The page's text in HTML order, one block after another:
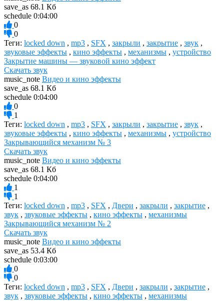
save_as 68.1 Кб
schedule 0:04:00
0
0
Теги: locked down , mp3 , SFX , закрыли , закрытие , звук ,
звуковые эффекты , кино эффекты , механизмы , устройство
Закрытие машины — звуковой кино эффект
Скачать звук
music_note Видео и кино эффекты
save_as 68.1 Кб
schedule 0:04:00
0
1
Теги: locked down , mp3 , SFX , закрыли , закрытие , звук ,
звуковые эффекты , кино эффекты , механизмы , устройство
Закрывающийся механизм № 3
Скачать звук
music_note Видео и кино эффекты
save_as 68.1 Кб
schedule 0:04:00
1
1
Теги: locked down , mp3 , SFX , Двери , закрыли , закрытие ,
звук , звуковые эффекты , кино эффекты , механизмы
Закрывающийся механизм № 2
Скачать звук
music_note Видео и кино эффекты
save_as 53.4 Кб
schedule 0:03:00
0
0
Теги: locked down , mp3 , SFX , Двери , закрыли , закрытие ,
звук , звуковые эффекты , кино эффекты , механизмы